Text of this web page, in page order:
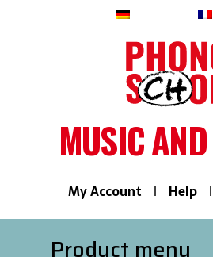
MUSIC
My Account Help
Product menu